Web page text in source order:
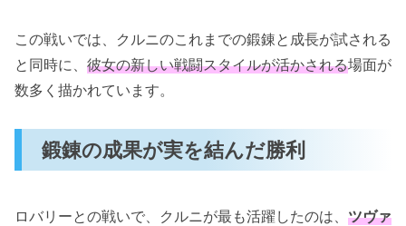
この戦いでは、クルニのこれまでの鍛錬と成長が試される
と同時に、 彼女の新しい戦闘スタイルが活かされる場面が
数多く描かれています。
鍛錬の成果が実を結んだ勝利
ロバリーとの戦いで、クルニが最も活躍したのは、 ツヴァ